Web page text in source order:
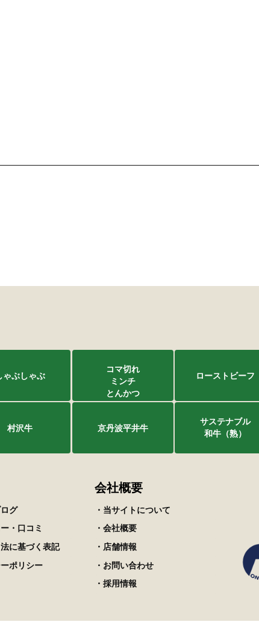
ゃぶしゃぶ
コマ切れ
ミンチ
とんかつ
ローストビーフ
村沢牛 京丹波平井牛
サステナブル
和牛（熟）
グ
・口コミ
法に基づく表記
ポリシー
会社概要
・当サイトについて
・会社概要
・店舗情報
・お問い合わせ
・採用情報